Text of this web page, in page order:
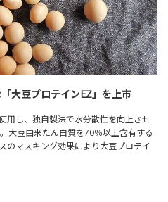
大豆プロテインEZ」を上市
用し、独自製法で水分散性を向上させ
大豆由来たん白質を70％以上含有する
のマスキング効果により大豆プロテイ